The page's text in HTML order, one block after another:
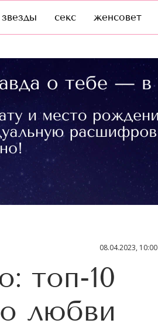
звезды секс женсовет
08.04.2023, 10:00
топ-10
любви